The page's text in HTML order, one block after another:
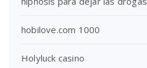
hobilove.com 1000
Holyluck casino